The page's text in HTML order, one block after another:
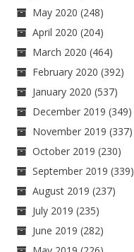
May 2020 (248)
April 2020 (204)
March 2020 (464)
February 2020 (392)
January 2020 (537)
December 2019 (349)
November 2019 (337)
October 2019 (230)
September 2019 (339)
August 2019 (237)
July 2019 (235)
June 2019 (282)